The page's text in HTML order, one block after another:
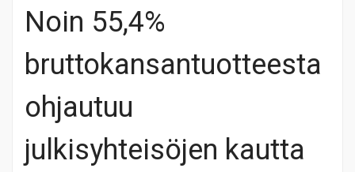
Noin 55,4%
bruttokansantuotteesta
ohjautuu
julkisyhteisöjen kautta